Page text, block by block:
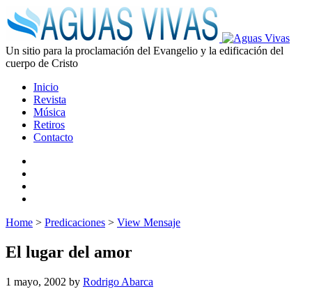
Un sitio para la proclamación del Evangelio y la edificación del
cuerpo de Cristo
Inicio
Revista
Música
Retiros
Contacto
Home > Predicaciones > View Mensaje
El lugar del amor
1 mayo, 2002 by Rodrigo Abarca